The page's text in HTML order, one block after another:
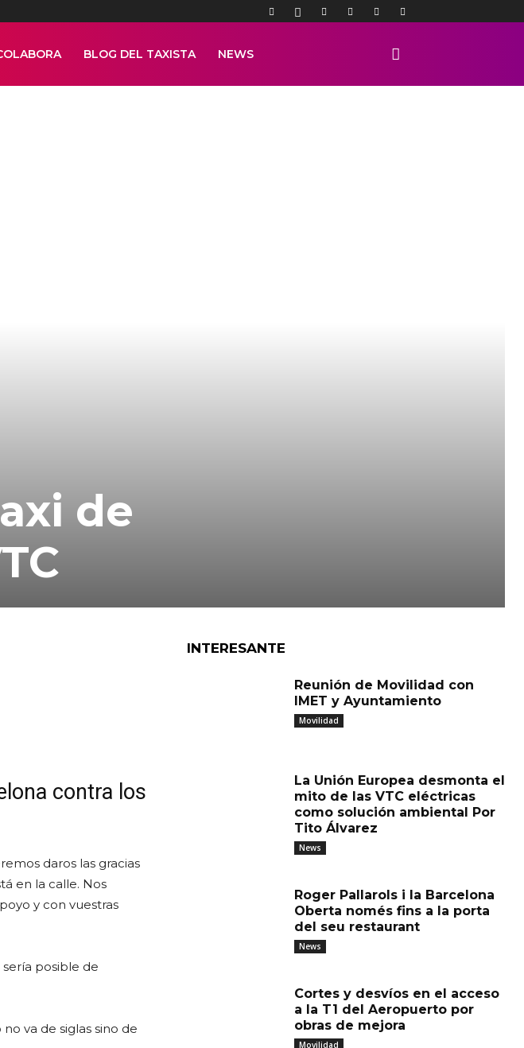
BLOG DEL TAXISTA NEWS
de
contra los
daros las gracias
en la calle. Nos
y con vuestras
posible de
va de siglas sino de
INTERESANTE
Reunión de Movilidad con
IMET y Ayuntamiento
Movilidad
La Unión Europea desmonta el
mito de las VTC eléctricas
como solución ambiental Por
Tito Álvarez
News
Roger Pallarols i la Barcelona
Oberta només fins a la porta
del seu restaurant
News
Cortes y desvíos en el acceso
a la T1 del Aeropuerto por
obras de mejora
Movilidad